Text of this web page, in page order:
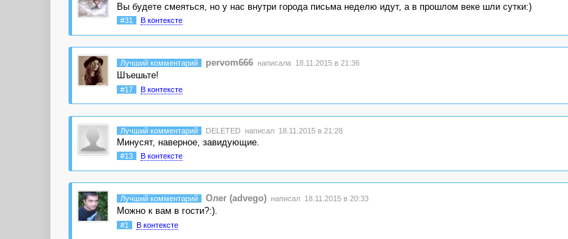
Вы будете смеяться, но у нас внутри города письма неделю идут, а в прошлом веке шли сутки:)
#31 В контексте
Лучший комментарий pervom666 написала 18.11.2015 в 21:36
Шъешьте!
#17 В контексте
Лучший комментарий DELETED написал 18.11.2015 в 21:28
Минусят, наверное, завидующие.
#13 В контексте
Лучший комментарий Олег (advego) написал 18.11.2015 в 20:33
Можно к вам в гости?:).
#1 В контексте